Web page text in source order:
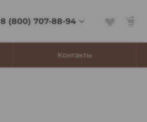
8 (800) 707-88-94
8 (800) 707-88-94
Адмирала Фокина, 8
Контакты